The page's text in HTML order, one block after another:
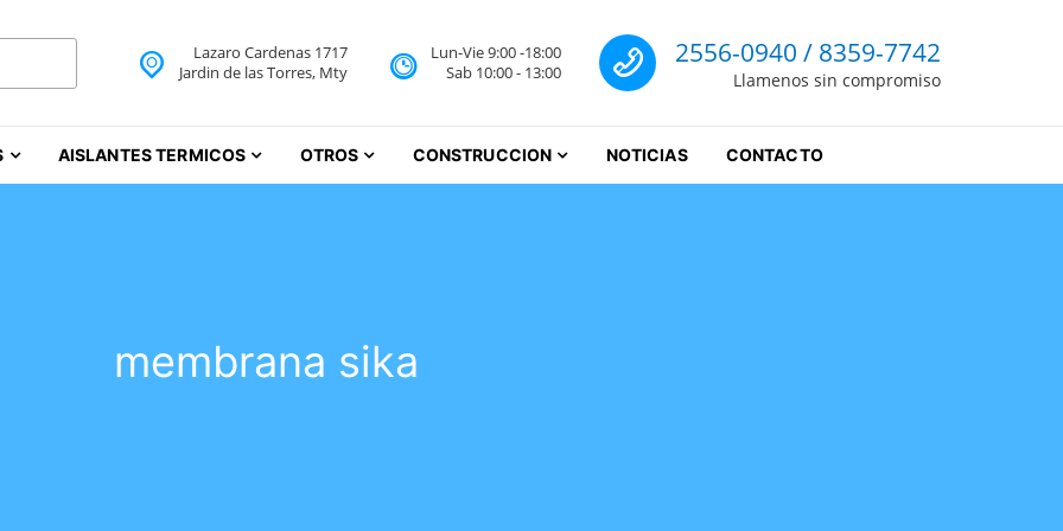
Aislantes Térmicos Monterrey
AISLANTES TERMICOS OTROS CONSTRUCCION NOTICIAS CONTACTO
Llamenos
2556-0940 / 8359-7742
Llamenos sin compromiso
Lun-Vie 9:00 -18:00
Sab 10:00 - 13:00
Lazaro Cardenas 1717
Jardin de las Torres, Mty
membrana sika